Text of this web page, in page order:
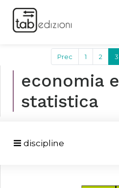
Prec 1 2 3
economia e
statistica
discipline